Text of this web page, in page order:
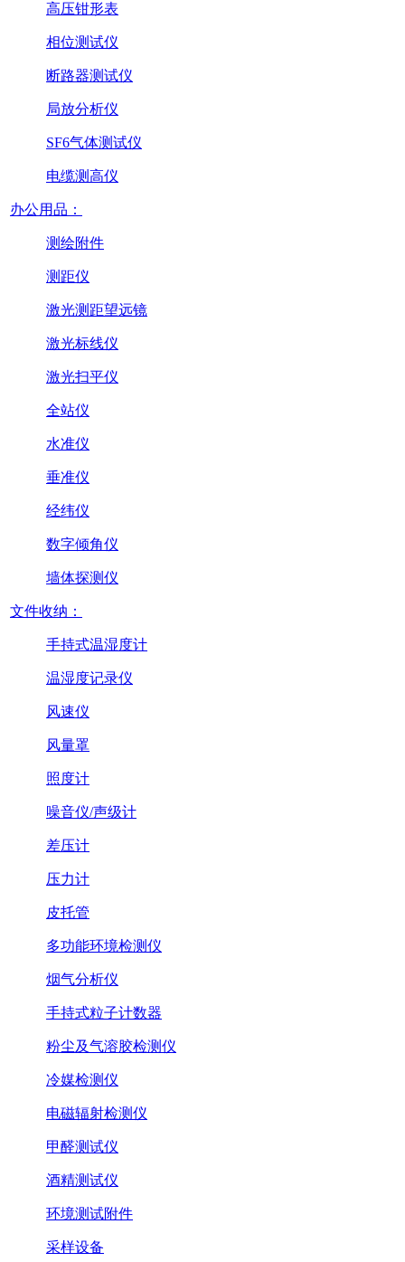
高压钳形表
相位测试仪
断路器测试仪
局放分析仪
SF6气体测试仪
电缆测高仪
办公用品：
测绘附件
测距仪
激光测距望远镜
激光标线仪
激光扫平仪
全站仪
水准仪
垂准仪
经纬仪
数字倾角仪
墙体探测仪
文件收纳：
手持式温湿度计
温湿度记录仪
风速仪
风量罩
照度计
噪音仪/声级计
差压计
压力计
皮托管
多功能环境检测仪
烟气分析仪
手持式粒子计数器
粉尘及气溶胶检测仪
冷媒检测仪
电磁辐射检测仪
甲醛测试仪
酒精测试仪
环境测试附件
采样设备